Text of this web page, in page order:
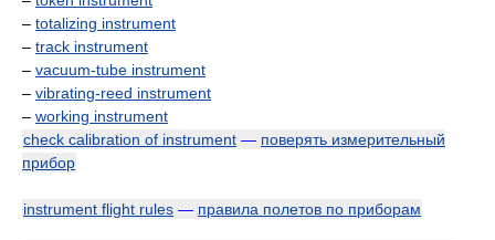
– totalizing instrument
– track instrument
– vacuum-tube instrument
– vibrating-reed instrument
– working instrument
check calibration of instrument — поверять измерительный
прибор
instrument flight rules — правила полетов по приборам